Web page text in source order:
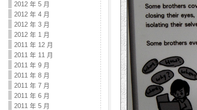
2012 年 5 月
2012 年 4 月
2012 年 3 月
2012 年 1 月
2011 年 12 月
2011 年 11 月
2011 年 9 月
2011 年 8 月
2011 年 7 月
2011 年 6 月
2011 年 5 月